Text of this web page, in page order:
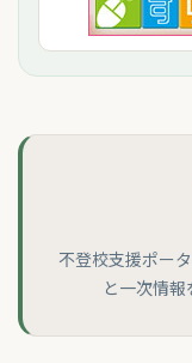
不登校支援ポー
と一次情報